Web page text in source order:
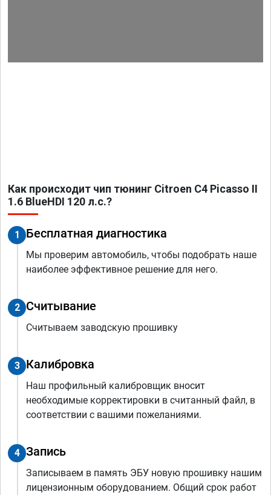
Как происходит чип тюнинг Citroen C4 Picasso II
1.6 BlueHDI 120 л.с.?
1 Бесплатная диагностика
Мы проверим автомобиль, чтобы подобрать наше
наиболее эффективное решение для него.
2 Считывание
Считываем заводскую прошивку
3 Калибровка
Наш профильный калибровщик вносит
необходимые корректировки в считанный файл, в
соответствии с вашими пожеланиями.
4 Запись
Записываем в память ЭБУ новую прошивку нашим
лицензионным оборудованием. Общий срок работ